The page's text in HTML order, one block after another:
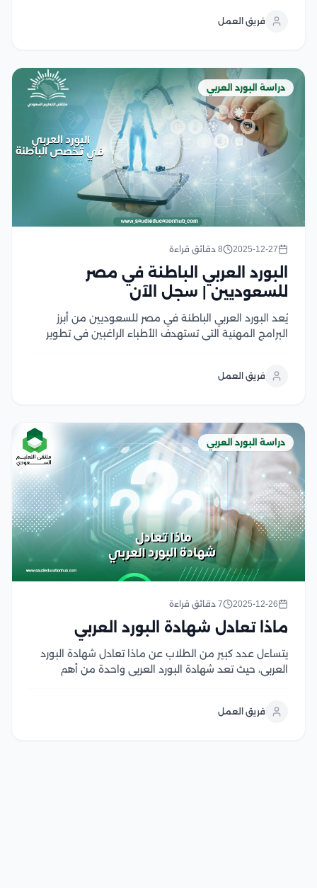
المتخصصين، فبينما تفتح الزمالة البريطانية أبوابًا...
فريق العمل
دراسة البورد العربي
2025-12-27 8 دقائق قراءة
البورد العربي الباطنة في مصر
للسعوديين | سجل الآن
يُعد البورد العربي الباطنة في مصر للسعوديين من أبرز
البرامج المهنية التي تستهدف الأطباء الراغبين في تطوير
العملي داخل المستشفيات المعتمدة، مما يساعد على
فريق العمل
دراسة البورد العربي
2025-12-26 7 دقائق قراءة
ماذا تعادل شهادة البورد العربي
يتساءل عدد كبير من الطلاب عن ماذا تعادل شهادة البورد
العربي، حيث تعد شهادة البورد العربي واحدة من أهم
عامة، كما يتميز البورد العربي...
فريق العمل